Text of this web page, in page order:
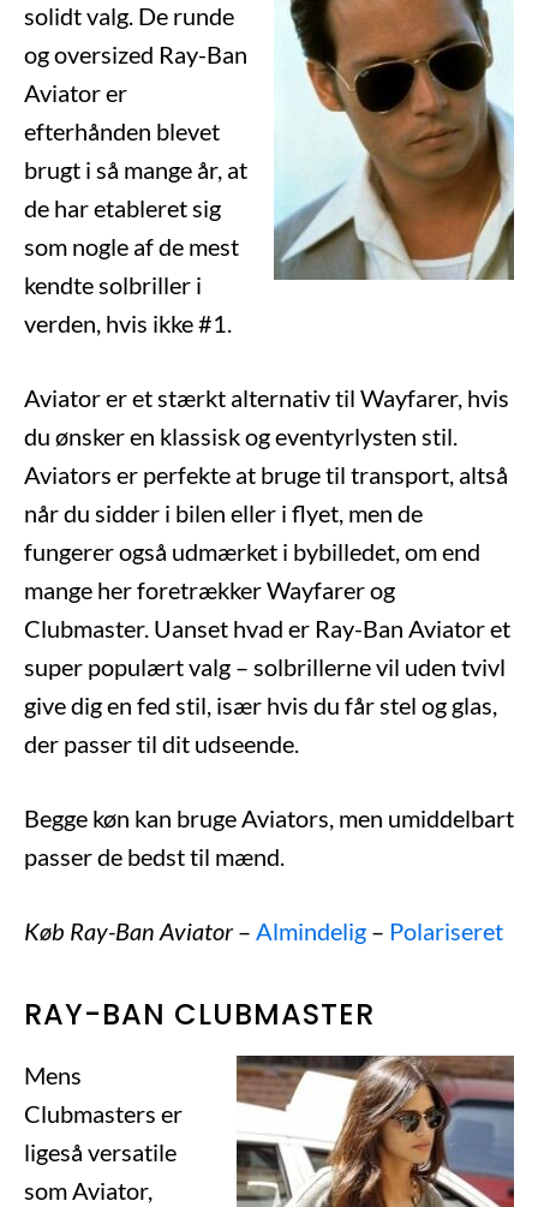
solidt valg. De runde
og oversized Ray-Ban
Aviator er
efterhånden blevet
brugt i så mange år, at
de har etableret sig
som nogle af de mest
kendte solbriller i
verden, hvis ikke #1.
Aviator er et stærkt alternativ til Wayfarer, hvis
du ønsker en klassisk og eventyrlysten stil.
Aviators er perfekte at bruge til transport, altså
når du sidder i bilen eller i flyet, men de
fungerer også udmærket i bybilledet, om end
mange her foretrækker Wayfarer og
Clubmaster. Uanset hvad er Ray-Ban Aviator et
super populært valg – solbrillerne vil uden tvivl
give dig en fed stil, især hvis du får stel og glas,
der passer til dit udseende.
Begge køn kan bruge Aviators, men umiddelbart
passer de bedst til mænd.
Køb Ray-Ban Aviator– Almindelig – Polariseret
RAY-BAN CLUBMASTER
Mens
Clubmasters er
ligeså versatile
som Aviator,